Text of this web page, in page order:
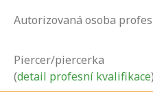
Autorizovaná osoba
Piercer/piercerka
(detail profesní kvalifikace)